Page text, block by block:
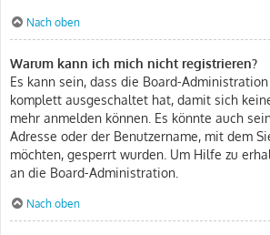
Nach oben
Warum kann ich mich nicht registrieren?
Es kann sein, dass die Board-
komplett ausgeschaltet hat, damit sich
mehr anmelden können. Es könnte auch
Adresse oder der Benutzername, mit dem
möchten, gesperrt wurden. Um Hilfe zu
an die Board-Administration.
Nach oben